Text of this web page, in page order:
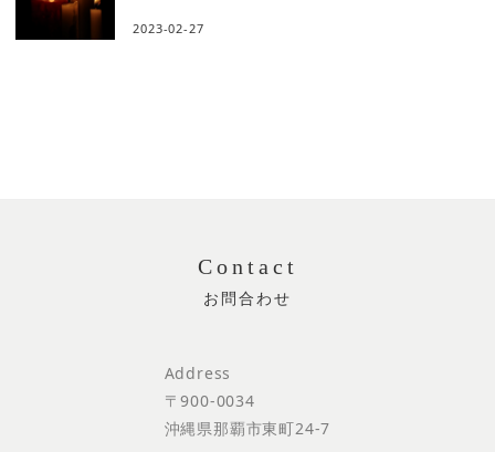
2023-02-27
Contact
Address
〒900-0034
沖縄県那覇市東町24-7